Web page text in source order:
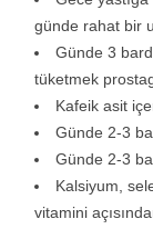
günde rahat bir
Günde 3
tüketmek
Kafeik asit
Günde 2-3
Günde 2-3
Kalsiyum,
vitamini